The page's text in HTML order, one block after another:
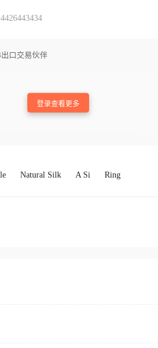
口交易伙伴
登录查看更多
Natural Silk A Si Ring